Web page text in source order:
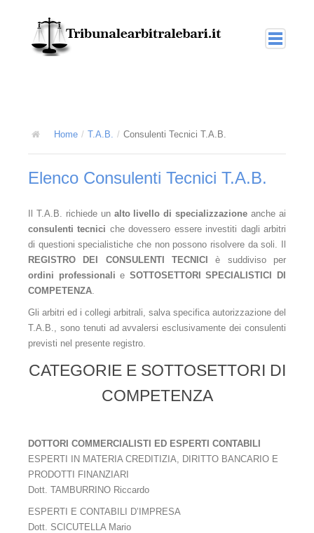
L'arbitrato interno o nazionale
L'arbitrato amministrato
L'arbitrato nel diritto internazionale
T.A.B.
Collegi multidisciplinari
Gli arbitri
Elenco arbitri - Organigramma 2015 - 2020
Elenco arbitri - Organigramma 2025
Il Vice Presidente
Il segretario
Home / T.A.B. / Consulenti Tecnici T.A.B.
Elenco Consulenti Tecnici T.A.B.
Il T.A.B. richiede un alto livello di specializzazione anche ai
consulenti tecnici che dovessero essere investiti dagli arbitri
di questioni specialistiche che non possono risolvere da soli. Il
REGISTRO DEI CONSULENTI TECNICI
è suddiviso per
ordini professionali e SOTTOSETTORI SPECIALISTICI DI
COMPETENZA.
Gli arbitri ed i collegi arbitrali, salva specifica autorizzazione del
T.A.B., sono tenuti ad avvalersi esclusivamente dei consulenti
previsti nel presente registro.
CATEGORIE E SOTTOSETTORI DI
COMPETENZA
DOTTORI COMMERCIALISTI ED ESPERTI CONTABILI
ESPERTI IN MATERIA CREDITIZIA, DIRITTO BANCARIO E
PRODOTTI FINANZIARI
Dott. TAMBURRINO Riccardo
ESPERTI E CONTABILI D’IMPRESA
Dott. SCICUTELLA Mario